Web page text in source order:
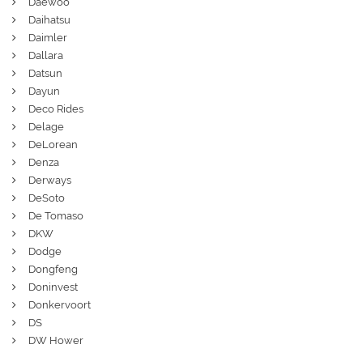
Daihatsu
Daimler
Dallara
Datsun
Dayun
Deco Rides
Delage
DeLorean
Denza
Derways
DeSoto
De Tomaso
DKW
Dodge
Dongfeng
Doninvest
Donkervoort
DS
DW Hower